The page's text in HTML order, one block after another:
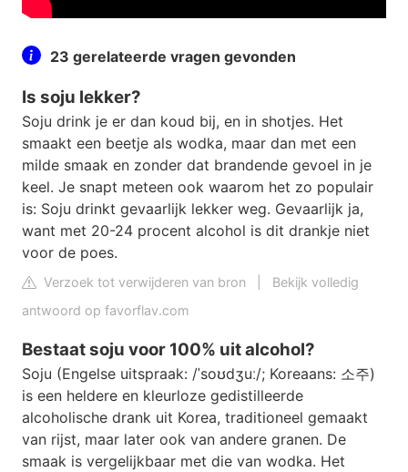
23 gerelateerde vragen gevonden
Is soju lekker?
Soju drink je er dan koud bij, en in shotjes. Het
smaakt een beetje als wodka, maar dan met een
milde smaak en zonder dat brandende gevoel in je
keel. Je snapt meteen ook waarom het zo populair
is: Soju drinkt gevaarlijk lekker weg. Gevaarlijk ja,
want met 20-24 procent alcohol is dit drankje niet
voor de poes.
Verzoek tot verwijderen van bron
Bekijk volledig
antwoord op favorflav.com
Bestaat soju voor 100% uit alcohol?
Soju (Engelse uitspraak: /ˈsoʊdʒuː/; Koreaans: 소주)
is een heldere en kleurloze gedistilleerde
alcoholische drank uit Korea, traditioneel gemaakt
van rijst, maar later ook van andere granen. De
smaak is vergelijkbaar met die van wodka. Het